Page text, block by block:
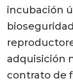
incubación
adquisición
contrato de